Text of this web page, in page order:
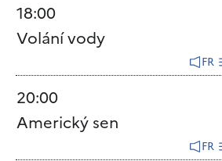
18:00
Volání vody
FR
20:00
Americký sen
FR